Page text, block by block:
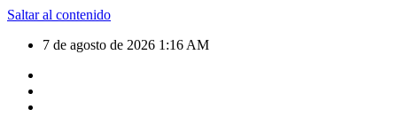
Saltar al contenido
7 de agosto de 2026 1:16 AM